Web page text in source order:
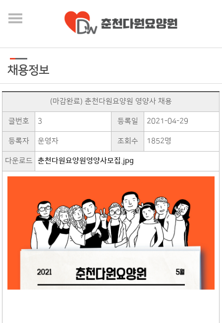
채용정보
(마감완료) 춘천다원요양원 영양사 채용
글번호 3 등록일 2021-04-29
등록자 운영자 조회수 1852명
다운로드 춘천다원요양원영양사모집.jpg